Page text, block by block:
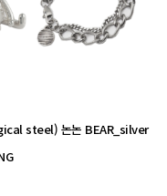
steel) 논논 BEAR_silver